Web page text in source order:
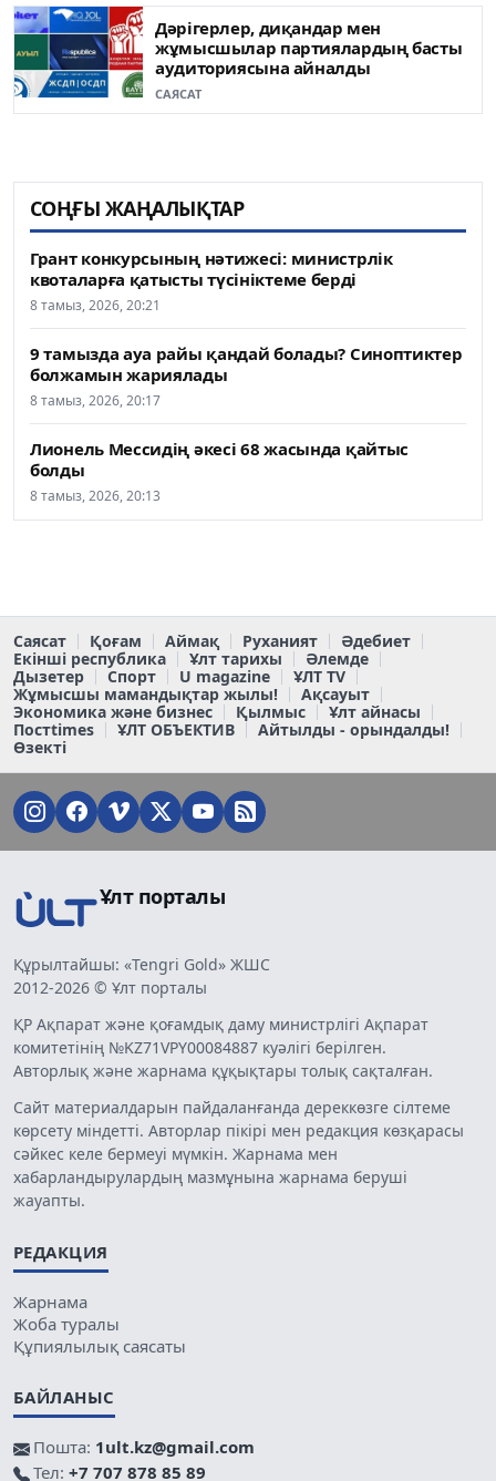
Дәрігерлер, диқандар мен
жұмысшылар партиялардың басты
аудиториясына айналды
САЯСАТ
СОҢҒЫ ЖАҢАЛЫҚТАР
Грант конкурсының нәтижесі: министрлік
квоталарға қатысты түсініктеме берді
8 тамыз, 2026, 20:21
9 тамызда ауа райы қандай болады? Синоптиктер
болжамын жариялады
8 тамыз, 2026, 20:17
Лионель Мессидің әкесі 68 жасында қайтыс
болды
8 тамыз, 2026, 20:13
Саясат Қоғам Аймақ Руханият
Әдебиет
Екінші республика
Ұлт тарихы
Әлемде
Дызетер
Спорт U magazine
ҰЛТ TV
Жұмысшы мамандықтар жылы!
Ақсауыт
Экономика және бизнес
Қылмыс
Ұлт айнасы
Постtimes
ҰЛТ ОБЪЕКТИВ
Айтылды - орындалды!
Өзекті
Ұлт порталы
Құрылтайшы: «Tengri Gold» ЖШС
2012-2026 © Ұлт порталы
ҚР Ақпарат және қоғамдық даму министрлігі Ақпарат
комитетінің №KZ71VPY00084887 куәлігі берілген.
Авторлық және жарнама құқықтары толық сақталған.
Сайт материалдарын пайдаланғанда дереккөзге сілтеме
көрсету міндетті. Авторлар пікірі мен редакция көзқарасы
сәйкес келе бермеуі мүмкін. Жарнама мен
хабарландырулардың мазмұнына жарнама беруші
жауапты.
РЕДАКЦИЯ
Жарнама
Жоба туралы
Құпиялылық саясаты
БАЙЛАНЫС
Пошта: 1ult.kz@gmail.com
Тел: +7 707 878 85 89